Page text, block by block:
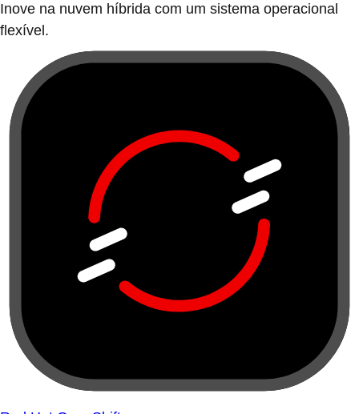
Inove na nuvem híbrida com um sistema operacional
flexível.